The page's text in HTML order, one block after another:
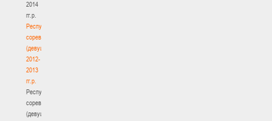
2014
гг.р.
Республиканские
соревнования
(девушки)
2012-
2013
гг.р.
Республиканские
соревнования
(девушки)